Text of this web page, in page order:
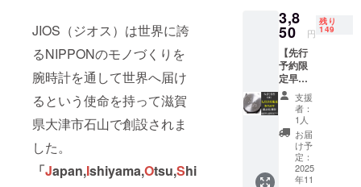
JIOS（ジオス）は世界に誇
るNIPPONのモノづくりを
腕時計を通して世界へ届け
るという使命を持って滋賀
県大津市石山で創設されま
した。
「Japan,Ishiyama,Otsu,Shi
ノウハウを
生かし、新
鮮かつ実直
なモノづく
りを行いま
す。日本の
正確で繊細
で確かなモ
ノづくりを
世界へ発信
3,8
50 円
残り
149
【先行
予約限
定早割
30％OF
F】裏ぶ
たフ
リー刻
予約限
定早割
30％OF
支援
者：
1人
お届
け予
定：
2025
年11